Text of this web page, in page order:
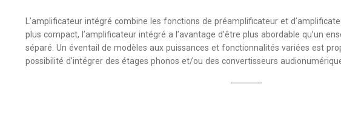
L’amplificateur intégré combine les fonctions depréamplificateur et d’
plus compact, l’amplificateur intégré a l’avantage d’être plus abordable qu’un
séparé . Un éventail de modèles aux puissances et fonctionnalités variées est
possibilité d’intégrer desétages phonos et/ou desconvertisseurs